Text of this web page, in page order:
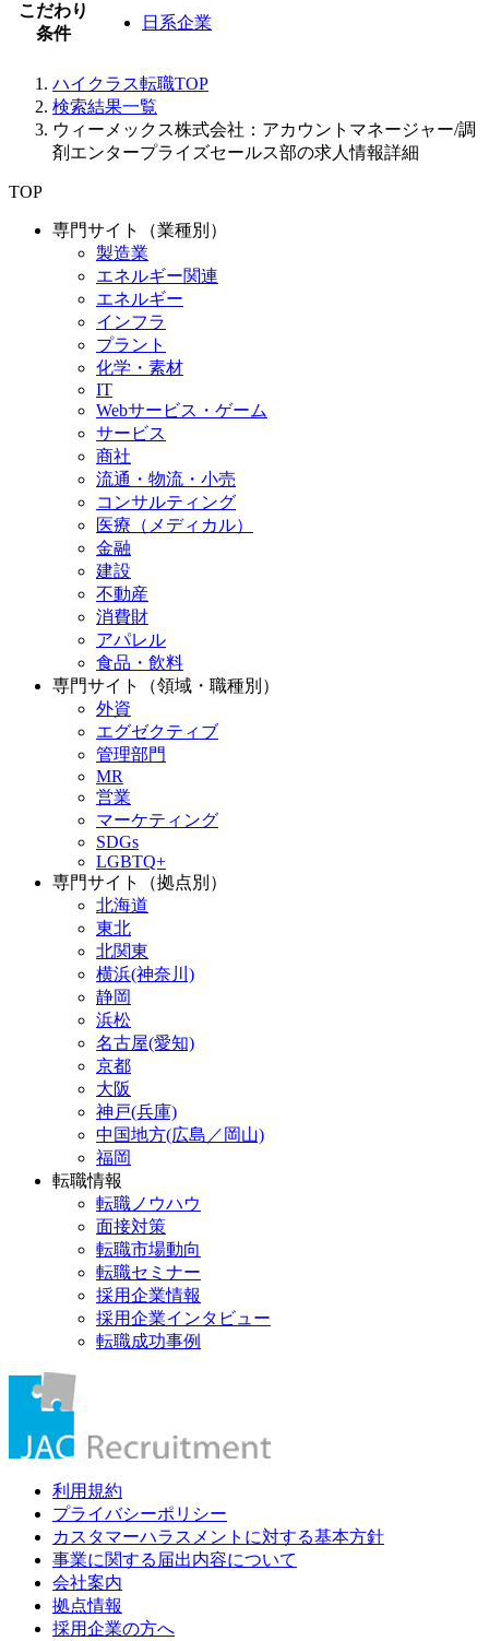
こだわり
条件
日系企業
ハイクラス転職TOP
検索結果一覧
ウィーメックス株式会社：アカウントマネージャー/調
剤エンタープライズセールス部の求人情報詳細
TOP
専門サイト（業種別）
製造業
エネルギー関連
エネルギー
インフラ
プラント
化学・素材
IT
Webサービス・ゲーム
サービス
商社
流通・物流・小売
コンサルティング
医療（メディカル）
金融
建設
不動産
消費財
アパレル
食品・飲料
専門サイト（領域・職種別）
外資
エグゼクティブ
管理部門
MR
営業
マーケティング
SDGs
LGBTQ+
専門サイト（拠点別）
北海道
東北
北関東
横浜(神奈川)
静岡
浜松
名古屋(愛知)
京都
大阪
神戸(兵庫)
中国地方(広島／岡山)
福岡
転職情報
転職ノウハウ
面接対策
転職市場動向
転職セミナー
採用企業情報
採用企業インタビュー
転職成功事例
利用規約
プライバシーポリシー
カスタマーハラスメントに対する基本方針
事業に関する届出内容について
会社案内
拠点情報
採用企業の方へ